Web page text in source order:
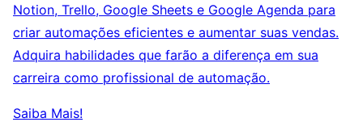
Notion, Trello, Google Sheets e Google Agenda para
criar automações eficientes e aumentar suas vendas.
Adquira habilidades que farão a diferença em sua
carreira como profissional de automação.
Saiba Mais!